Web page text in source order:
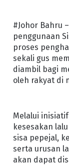
#Johor Bahru
penggunaan
proses
sekali gus
diambil bagi
oleh rakyat di
Melalui
kesesakan
sisa pepejal,
serta urusan
akan dapat